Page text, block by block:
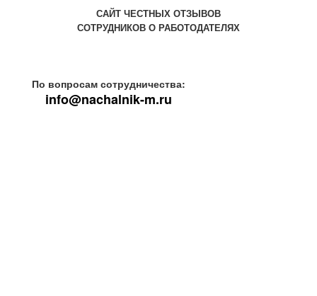
САЙТ ЧЕСТНЫХ ОТЗЫВОВ
СОТРУДНИКОВ О РАБОТОДАТЕЛЯХ
По вопросам сотрудничества:
info@nachalnik-m.ru